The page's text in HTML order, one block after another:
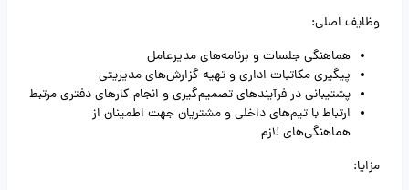
وظایف اصلی:
هماهنگی جلسات و برنامه‌های مدیرعامل
پیگیری مکاتبات اداری و تهیه گزارش‌های مدیریتی
پشتیبانی در فرآیندهای تصمیم‌گیری و انجام کارهای دفتری مرتبط
ارتباط با تیم‌های داخلی و مشتریان جهت اطمینان از
هماهنگی‌های لازم
مزایا: